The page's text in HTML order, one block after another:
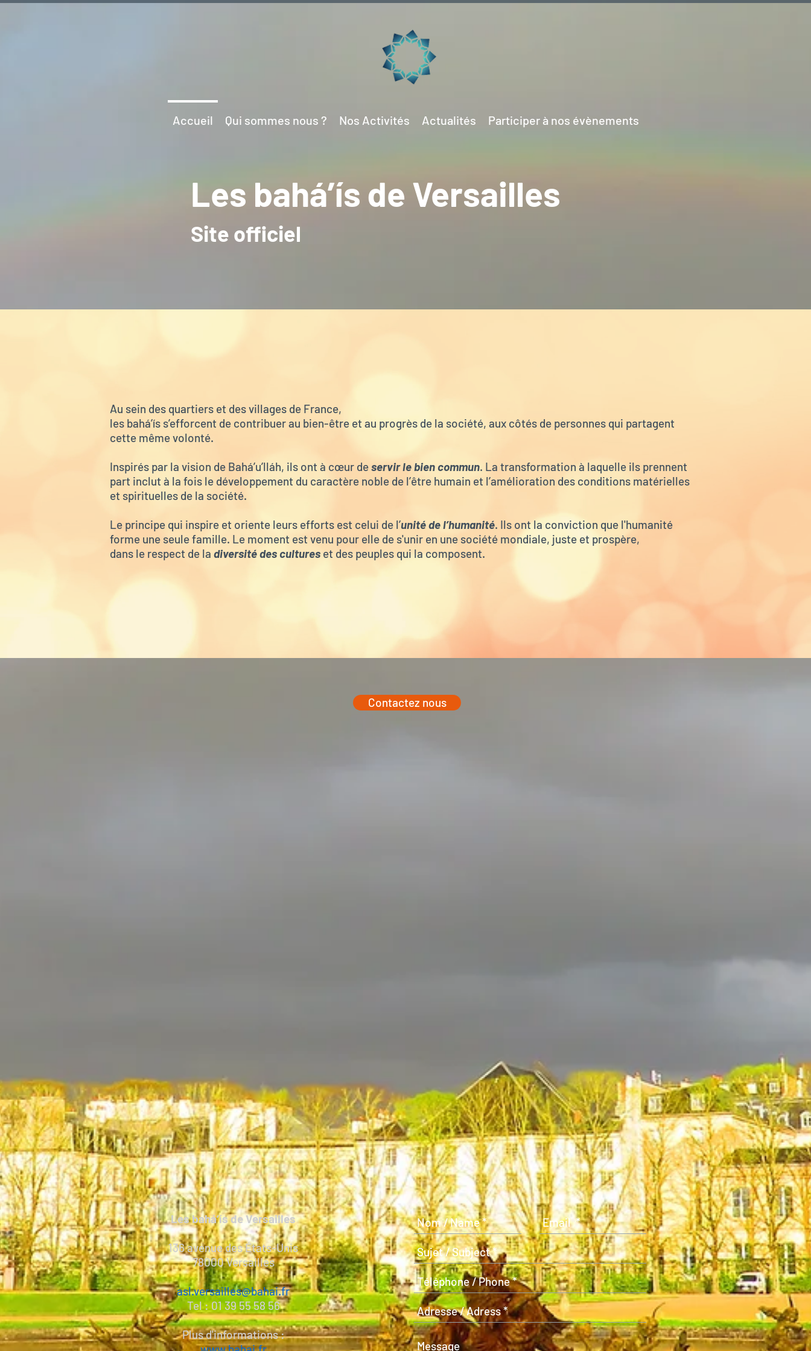
Les bahá’ís de Versailles
Site officiel
Au sein des quartiers et des villages de France,
les bahá’ís s’efforcent de contribuer au bien-être et au progrès de la société, aux côtés de personnes qui partagent
cette même volonté.
Inspirés par la vision de Bahá’u’lláh, ils ont à cœur deservir le bien commun. La transformation à laquelle ils prennent
part inclut à la fois le développement du caractère noble de l’être humain et l’amélioration des conditions matérielles
et spirituelles de la société.
Le principe qui inspire et oriente leurs efforts est celui de l’unité de l’humanité. Ils ont la conviction que l'humanité
forme une seule famille. Le moment est venu pour elle de s'unir en une société mondiale, juste et prospère,
dans le respect de la diversité des cultures et des peuples qui la composent.
Contactez nous
Accueil Qui sommes nous ? Nos Activités Actualités Participer à nos évènements
Les bahá’ís de Versailles
136 avenue des États-Unis
78000 Versailles
asl.versailles@bahai.fr
Tel : 01 39 55 58 56
Plus d'informations :